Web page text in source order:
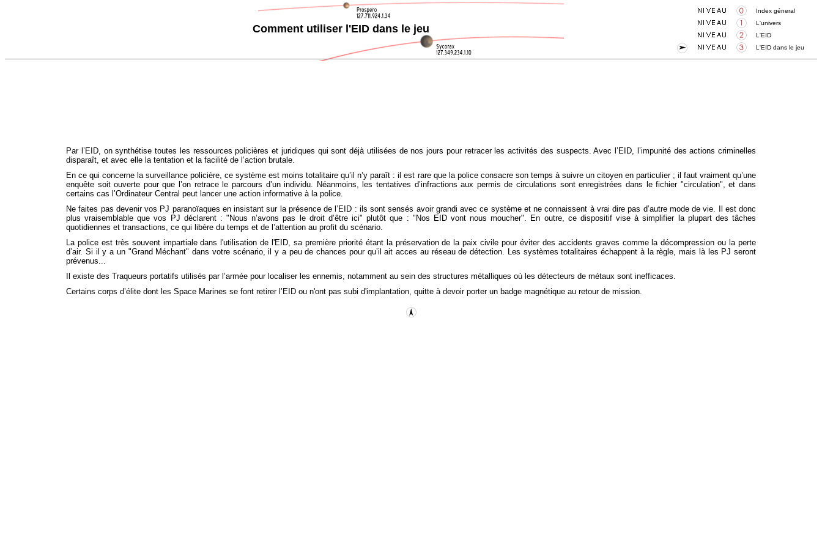
Comment utiliser l'EID dans le jeu
Index géneral
L'univers
L'EID
L'EID dans le jeu
Par l’EID, on synthétise toutes les ressources policières et juridiques qui sont déjà utilisées de nos jours pour retracer les activités des suspects. Avec l’EID, l’impunité des actions criminelles
disparaît, et avec elle la tentation et la facilité de l’action brutale.
En ce qui concerne la surveillance policière, ce système est moins totalitaire qu’il n’y paraît : il est rare que la police consacre son temps à suivre un citoyen en particulier ; il faut vraiment qu’une
enquête soit ouverte pour que l’on retrace le parcours d’un individu. Néanmoins, les tentatives d’infractions aux permis de circulations sont enregistrées dans le fichier "circulation", et dans
certains cas l’Ordinateur Central peut lancer une action informative à la police.
Ne faites pas devenir vos PJ paranoïaques en insistant sur la présence de l’EID : ils sont sensés avoir grandi avec ce système et ne connaissent à vrai dire pas d’autre mode de vie. Il est donc
plus vraisemblable que vos PJ déclarent : "Nous n’avons pas le droit d’être ici" plutôt que : "Nos EID vont nous moucher". En outre, ce dispositif vise à simplifier la plupart des tâches
quotidiennes et transactions, ce qui libère du temps et de l’attention au profit du scénario.
La police est très souvent impartiale dans l'utilisation de l'EID, sa première priorité étant la préservation de la paix civile pour éviter des accidents graves comme la décompression ou la perte
d’air. Si il y a un "Grand Méchant" dans votre scénario, il y a peu de chances pour qu’il ait acces au réseau de détection. Les systèmes totalitaires échappent à la règle, mais là les PJ seront
prévenus...
Il existe des Traqueurs portatifs utilisés par l’armée pour localiser les ennemis, notamment au sein des structures métalliques où les détecteurs de métaux sont inefficaces.
Certains corps d’élite dont les Space Marines se font retirer l’EID ou n'ont pas subi d'implantation, quitte à devoir porter un badge magnétique au retour de mission.